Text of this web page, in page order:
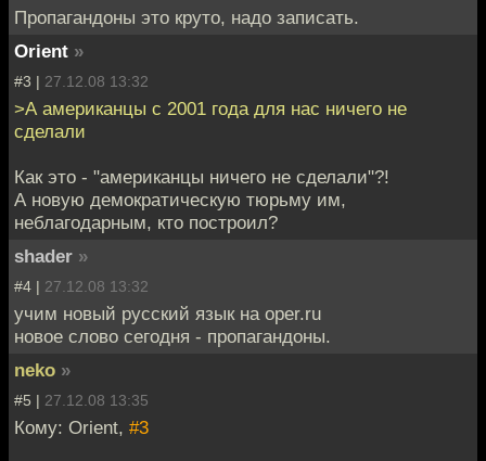
Пропагандоны это круто, надо записать.
Orient »
#3 | 27.12.08 13:32
>А американцы с 2001 года для нас ничего не
сделали
Как это - "американцы ничего не сделали"?!
А новую демократическую тюрьму им,
неблагодарным, кто построил?
shader »
#4 | 27.12.08 13:32
учим новый русский язык на oper.ru
новое слово сегодня - пропагандоны.
neko »
#5 | 27.12.08 13:35
Кому: Orient, #3